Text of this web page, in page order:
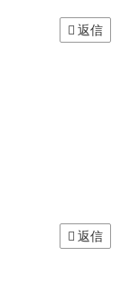
返信
返信